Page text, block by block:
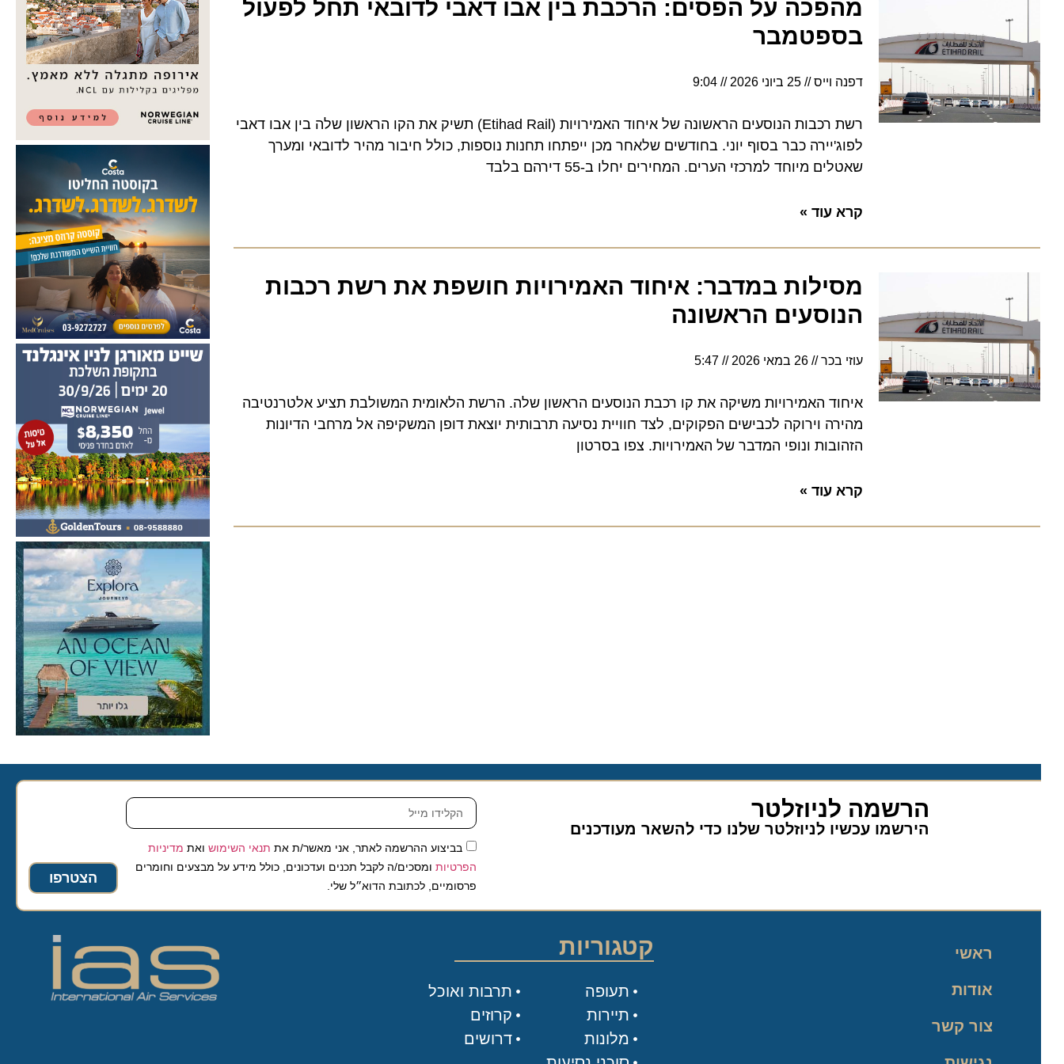
מהפכה על הפסים: הרכבת בין אבו דאבי לדובאי תחל לפעול
בספטמבר
דפנה וייס 25 ביוני 2026 9:04
רשת רכבות הנוסעים הראשונה של איחוד האמירויות (Etihad Rail) תשיק את הקו הראשון שלה בין אבו דאבי
לפוג'יירה כבר בסוף יוני. בחודשים שלאחר מכן ייפתחו תחנות נוספות, כולל חיבור מהיר לדובאי ומערך
שאטלים מיוחד למרכזי הערים. המחירים יחלו ב-55 דירהם בלבד
קרא עוד »
מסילות במדבר: איחוד האמירויות חושפת את רשת רכבות
הנוסעים הראשונה
עוזי בכר 26 במאי 2026 5:47
איחוד האמירויות משיקה את קו רכבת הנוסעים הראשון שלה. הרשת הלאומית המשולבת תציע אלטרנטיבה
מהירה וירוקה לכבישים הפקוקים, לצד חוויית נסיעה תרבותית יוצאת דופן המשקיפה אל מרחבי הדיונות
הזהובות ונופי המדבר של האמירויות. צפו בסרטון
קרא עוד »
הרשמה לניוזלטר
הירשמו עכשיו לניוזלטר שלנו כדי להשאר מעודכנים
בביצוע ההרשמה לאתר, אני מאשר/ת אתתנאי השימושואת מדיניות
הפרטיותומסכים/ה לקבל תכנים ועדכונים, כולל מידע על מבצעים וחומרים
פרסומיים, לכתובת הדוא״ל שלי.
הצטרפו
ראשי
אודות
צור קשר
קטגוריות
תעופה
תיירות
מלונות
תרבות ואוכל
קרוזים
דרושים